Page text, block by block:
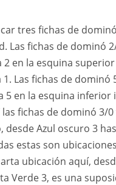
tres fichas de
Las fichas de dominó
2 en la esquina
Las fichas de dominó
5 en la esquina inferior
las fichas de dominó 3/
desde Azul oscuro 3
estas son
ubicación aquí,
Verde 3, es una